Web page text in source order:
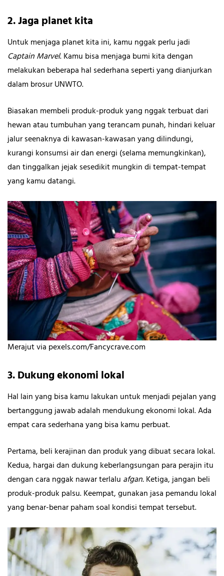
2. Jaga planet kita
Untuk menjaga planet kita ini, kamu nggak perlu jadi
Captain Marvel. Kamu bisa menjaga bumi kita dengan
melakukan beberapa hal sederhana seperti yang dianjurkan
dalam brosur UNWTO.
Biasakan membeli produk-produk yang nggak terbuat dari
hewan atau tumbuhan yang terancam punah, hindari keluar
jalur seenaknya di kawasan-kawasan yang dilindungi,
kurangi konsumsi air dan energi (selama memungkinkan),
dan tinggalkan jejak sesedikit mungkin di tempat-tempat
yang kamu datangi.
Merajut via pexels.com/Fancycrave.com
3. Dukung ekonomi lokal
Hal lain yang bisa kamu lakukan untuk menjadi pejalan yang
bertanggung jawab adalah mendukung ekonomi lokal. Ada
empat cara sederhana yang bisa kamu perbuat.
Pertama, beli kerajinan dan produk yang dibuat secara lokal.
Kedua, hargai dan dukung keberlangsungan para perajin itu
dengan cara nggak nawar terlalu afgan.Ketiga, jangan beli
produk-produk palsu. Keempat, gunakan jasa pemandu lokal
yang benar-benar paham soal kondisi tempat tersebut.